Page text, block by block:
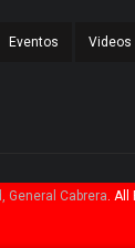
Eventos Videos
General Cabrera. All